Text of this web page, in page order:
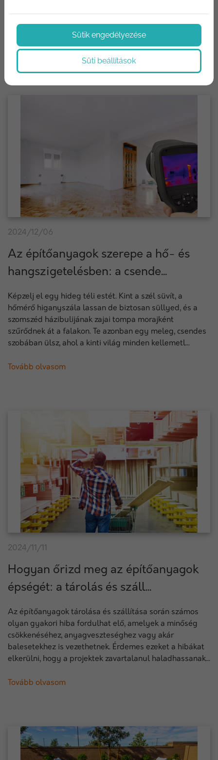
Hírek az építőipar világából. Termék újdonságok,
technológiák, újítások. Megoldások, tippek és trükkök.
2024/12/06
Az építőanyagok szerepe a hő- és
hangszigetelésben: a csende...
Képzelj el egy hideg téli estét. Kint a szél süvít, a
hőmérő higanyszála lassan de biztosan süllyed, és a
szomszéd házibulijának zajai tompa morajként
szűrődnek át a falakon. Te azonban egy meleg, csendes
szobában ülsz, ahol a kinti világ minden kellemetl...
Tovább olvasom
2024/11/11
Hogyan őrizd meg az építőanyagok
épségét: a tárolás és száll...
Az építőanyagok tárolása és szállítása során számos
olyan gyakori hiba fordulhat elő, amelyek a minőség
csökkenéséhez, anyagveszteséghez vagy akár
balesetekhez is vezethetnek. Érdemes ezeket a hibákat
elkerülni, hogy a projektek zavartalanul haladhassanak...
Tovább olvasom
Sütik engedélyezése
Süti beállítások